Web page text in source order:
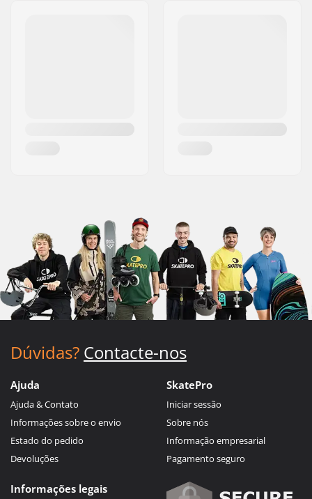
Dúvidas? Contacte-nos
Ajuda
Ajuda & Contato
Informações sobre o envio
Estado do pedido
Devoluções
SkatePro
Iniciar sessão
Sobre nós
Informação empresarial
Pagamento seguro
Informações legais